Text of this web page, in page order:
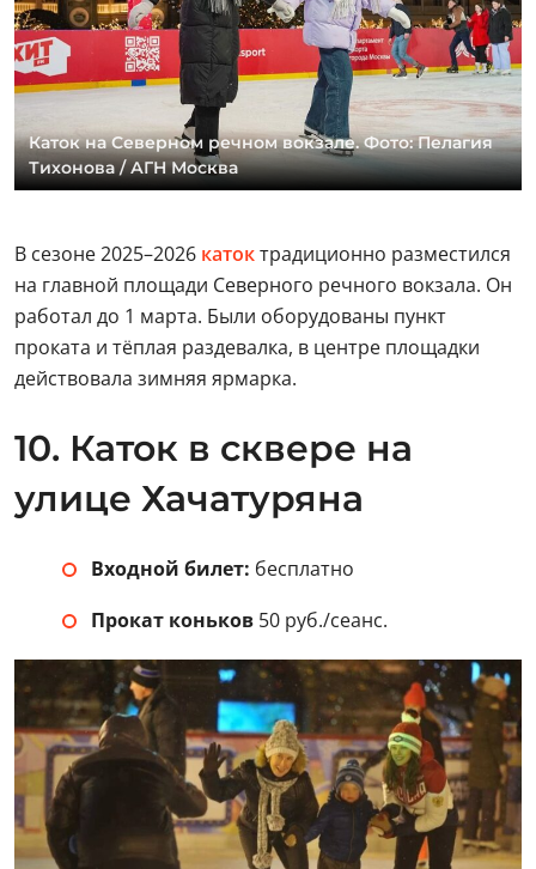
Каток на Северном речном вокзале. Фото: Пелагия
Тихонова / АГН Москва
В сезоне 2025–2026 катоктрадиционно разместился
на главной площади Северного речного вокзала. Он
работал до 1 марта. Были оборудованы пункт
проката и тёплая раздевалка, в центре площадки
действовала зимняя ярмарка.
10. Каток в сквере на
улице Хачатуряна
Входной билет: бесплатно
Прокат коньков 50 руб./сеанс.